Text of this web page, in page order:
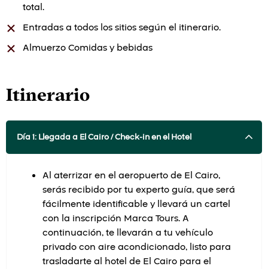
total.
Entradas a todos los sitios según el itinerario.
Almuerzo Comidas y bebidas
Itinerario
Día 1: Llegada a El Cairo / Check-in en el Hotel
Al aterrizar en el aeropuerto de El Cairo,
serás recibido por tu experto guía, que será
fácilmente identificable y llevará un cartel
con la inscripción Marca Tours. A
continuación, te llevarán a tu vehículo
privado con aire acondicionado, listo para
trasladarte al hotel de El Cairo para el